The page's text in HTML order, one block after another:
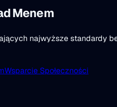
Menem
najwyższe standardy
Wsparcie Społeczności